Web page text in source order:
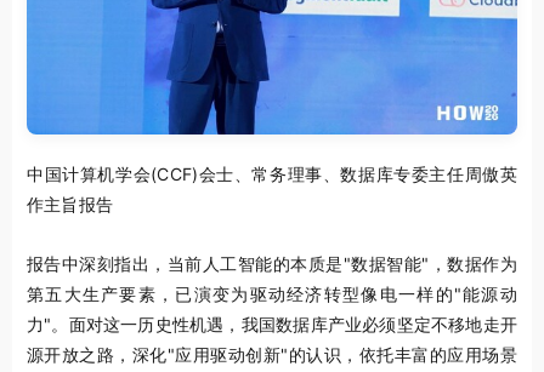
中国计算机学会(CCF)会士、常务理事、数据库专委主任周傲英
作主旨报告
报告中深刻指出，当前人工智能的本质是"数据智能"，数据作为
第五大生产要素，已演变为驱动经济转型像电一样的"能源动
力"。面对这一历史性机遇，我国数据库产业必须坚定不移地走开
源开放之路，深化"应用驱动创新"的认识，依托丰富的应用场景